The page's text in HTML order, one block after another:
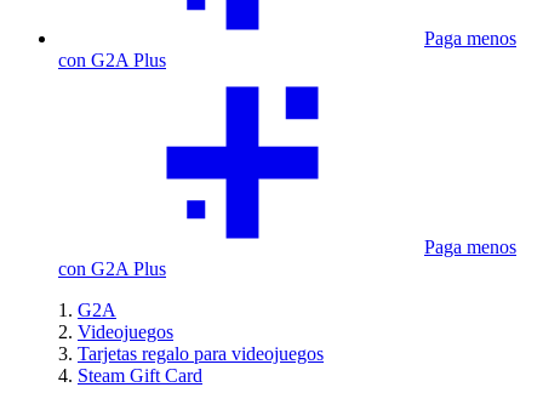
Paga menos
con G2A Plus
Paga menos
con G2A Plus
G2A
Videojuegos
Tarjetas regalo para videojuegos
Steam Gift Card